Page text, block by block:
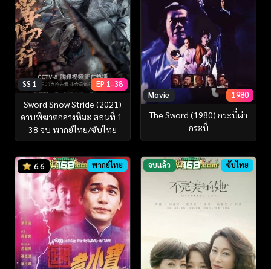
SS 1 EP 1-38
Sword Snow Stride (2021)
ดาบพิฆาตกลางหิมะ ตอนที่ 1-
38 จบ พากย์ไทย/ซับไทย
Movie 1980
The Sword (1980) กระบี่ผ่า
กระบี่
6.6 พากย์ไทย จบแล้ว ซับไทย